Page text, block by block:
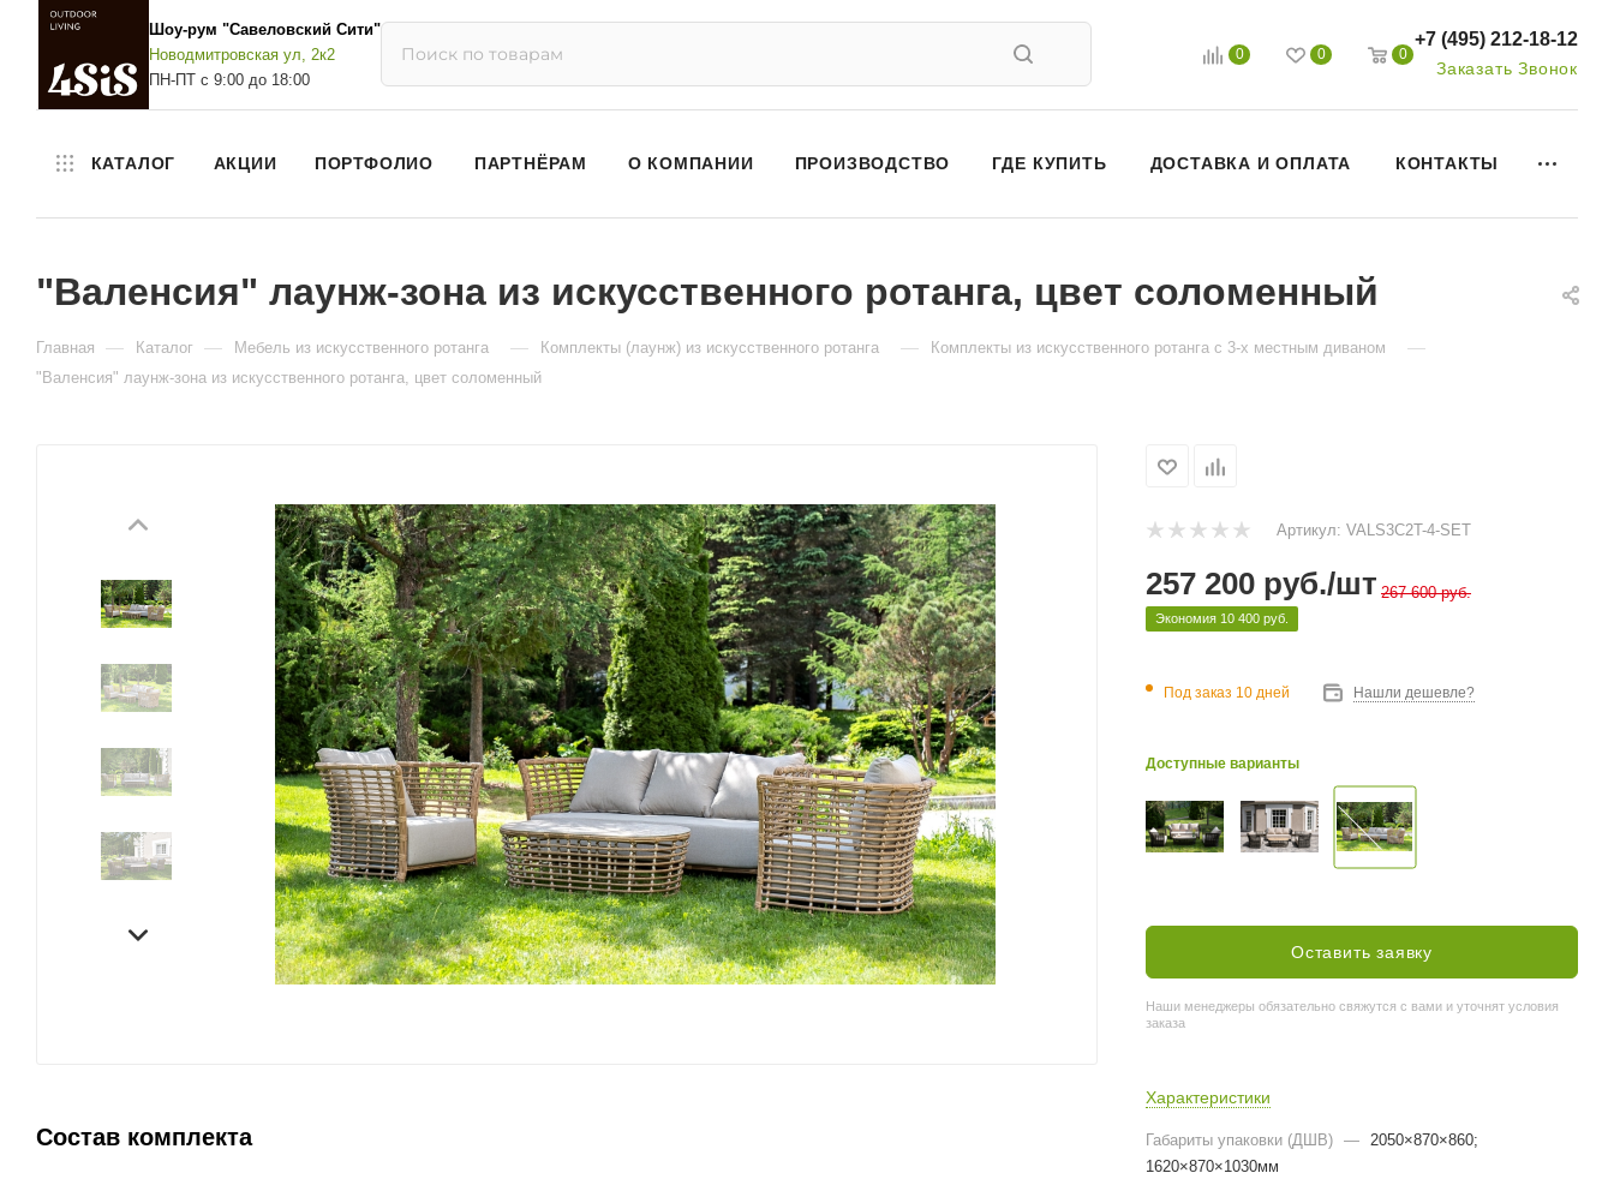
Шоу-рум "Савеловский Сити"
Новодмитровская ул, 2к2
ПН-ПТ с 9:00 до 18:00
0 0 0
+7 (495) 212-18-12
Заказать Звонок
КАТАЛОГ АКЦИИ ПОРТФОЛИО ПАРТНЁРАМ О КОМПАНИИ ПРОИЗВОДСТВО ГДЕ КУПИТЬ ДОСТАВКА И ОПЛАТА КОНТАКТЫ
"Валенсия" лаунж-зона из искусственного ротанга, цвет соломенный
Главная — Каталог — Мебель из искусственного ротанга — Комплекты (лаунж) из искусственного ротанга — Комплекты из искусственного ротанга с 3-х местным диваном —
"Валенсия" лаунж-зона из искусственного ротанга, цвет соломенный
Состав комплекта
Артикул: VALS3C2T-4-SET
257 200 руб./шт 267 600руб.
Экономия 10 400 руб.
Под заказ 10 дней Нашли дешевле?
Доступные варианты
Оставить заявку
Наши менеджеры обязательно свяжутся с вами и уточнят условия
заказа
Характеристики
Габариты упаковки (ДШВ) — 2050×870×860;
1620×870×1030мм